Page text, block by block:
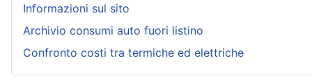
Informazioni sul sito
Archivio consumi auto fuori listino
Confronto costi tra termiche ed elettriche